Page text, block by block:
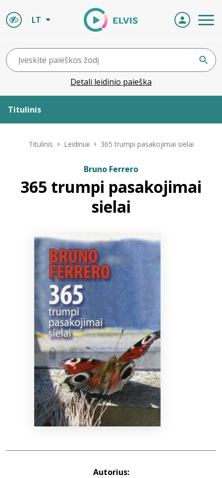
LT
Detali leidinio paieška
Titulinis
ELVIS atvyksta
Bibliotekoms
info@elvislab.lt
Titulinis Leidiniai 365 trumpi pasakojimai sielai
Bruno Ferrero
365 trumpi pasakojimai
sielai
Autorius: